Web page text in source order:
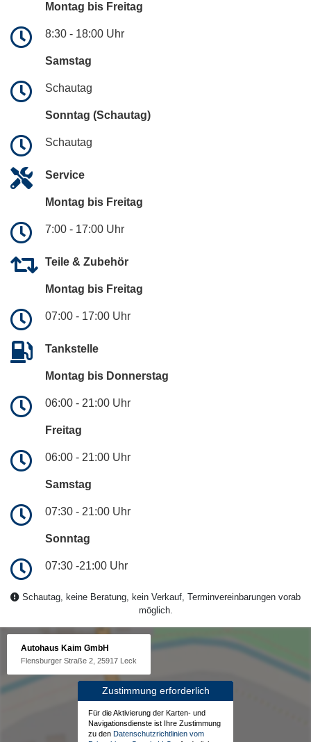
Montag bis Freitag
8:30 - 18:00 Uhr
Samstag
Schautag
Sonntag (Schautag)
Schautag
Service
Montag bis Freitag
7:00 - 17:00 Uhr
Teile & Zubehör
Montag bis Freitag
07:00 - 17:00 Uhr
Tankstelle
Montag bis Donnerstag
06:00 - 21:00 Uhr
Freitag
06:00 - 21:00 Uhr
Samstag
07:30 - 21:00 Uhr
Sonntag
07:30 -21:00 Uhr
Schautag, keine Beratung, kein Verkauf, Terminvereinbarungen vorab
möglich.
Autohaus Kaim GmbH
Flensburger Straße 2, 25917 Leck
Zustimmung erforderlich
Für die Aktivierung der Karten- und
Navigationsdienste ist Ihre Zustimmung
zu den Datenschutzrichtlinien vom